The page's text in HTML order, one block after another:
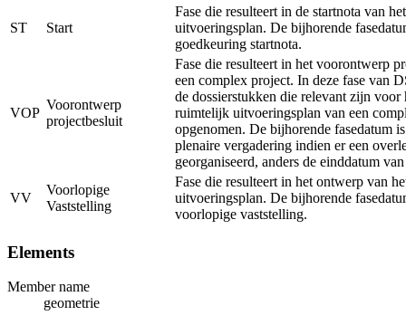
ST Start
Fase die resulteert in de startnota van
uitvoeringsplan. De bijhorende
goedkeuring startnota.
VOP
Voorontwerp
projectbesluit
Fase die resulteert in het voorontwerp
een complex project. In deze fase van
de dossierstukken die relevant zijn
ruimtelijk uitvoeringsplan van een
opgenomen. De bijhorende fasedatum
plenaire vergadering indien er een
georganiseerd, anders de einddatum
VV
Voorlopige
Vaststelling
Fase die resulteert in het ontwerp van
uitvoeringsplan. De bijhorende
voorlopige vaststelling.
Elements
Member name
geometrie